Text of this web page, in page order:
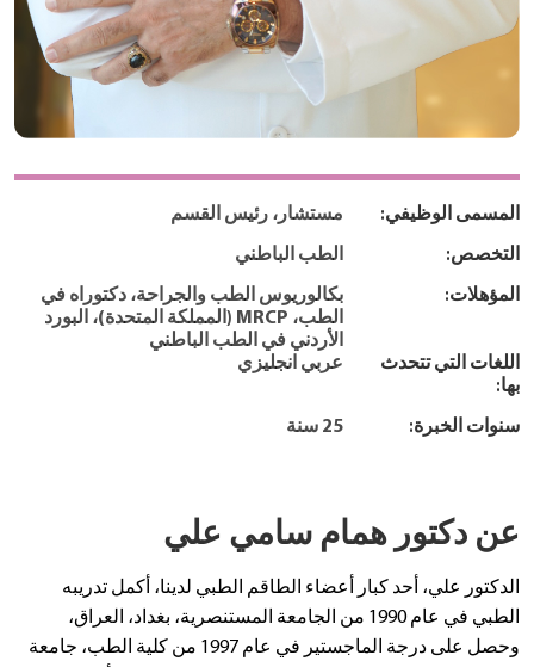
المسمى الوظيفي: مستشار، رئيس القسم
التخصص: الطب الباطني
المؤهلات:
بكالوريوس الطب والجراحة، دكتوراه في
الطب، MRCP (المملكة المتحدة)، البورد
الأردني في الطب الباطني
اللغات التي تتحدث
بها:
عربي انجليزي
سنوات الخبرة: 25 سنة
عن دكتور همام سامي علي
الدكتور علي، أحد كبار أعضاء الطاقم الطبي لدينا، أكمل تدريبه
الطبي في عام 1990 من الجامعة المستنصرية، بغداد، العراق،
وحصل على درجة الماجستير في عام 1997 من كلية الطب، جامعة